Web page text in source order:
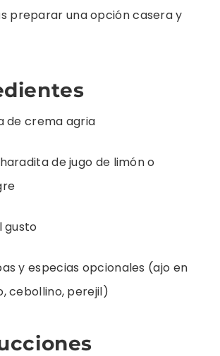
preparar una opción casera y
de crema agria
de jugo de limón o
gusto
y especias opcionales (ajo en
cebollino, perejil)